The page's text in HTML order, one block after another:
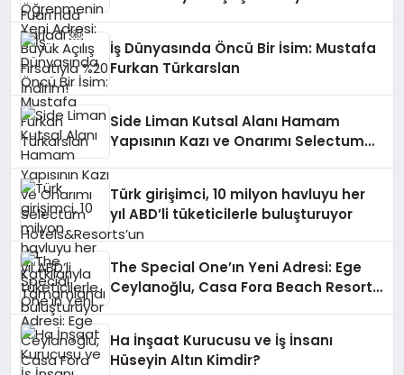
İş Dünyasında Öncü Bir İsim: Mustafa
Furkan Türkarslan
Side Liman Kutsal Alanı Hamam
Yapısının Kazı ve Onarımı Selectum
Türk girişimci, 10 milyon havluyu her
yıl ABD’li tüketicilerle buluşturuyor
The Special One’ın Yeni Adresi: Ege
Ceylanoğlu, Casa Fora Beach Resort
Ha İnşaat Kurucusu ve İş İnsanı
Hüseyin Altın Kimdir?